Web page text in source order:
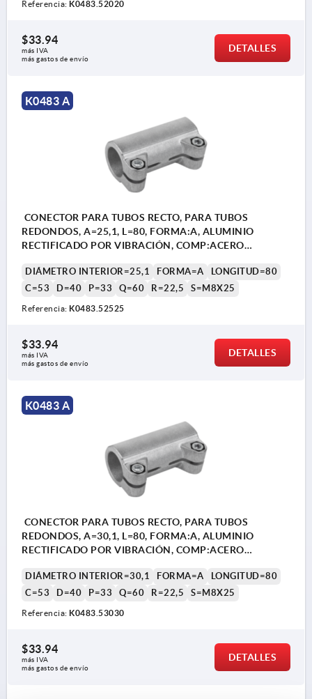
Referencia: K0483.52020
$33.94
más IVA
más gastos de envío
DETALLES
K0483 A
CONECTOR PARA TUBOS RECTO, PARA TUBOS
REDONDOS, A=25,1, L=80, FORMA:A, ALUMINIO
RECTIFICADO POR VIBRACIÓN, COMP:ACERO
DIÁMETRO INTERIOR=25,1 FORMA=A
LONGITUD=80
C=53
D=40 P=33 Q=60 R=22,5 S=M8X25
Referencia: K0483.52525
$33.94
más IVA
más gastos de envío
DETALLES
K0483 A
CONECTOR PARA TUBOS RECTO, PARA TUBOS
REDONDOS, A=30,1, L=80, FORMA:A, ALUMINIO
RECTIFICADO POR VIBRACIÓN, COMP:ACERO
DIÁMETRO INTERIOR=30,1 FORMA=A
LONGITUD=80
C=53
D=40 P=33 Q=60 R=22,5 S=M8X25
Referencia: K0483.53030
$33.94
más IVA
más gastos de envío
DETALLES